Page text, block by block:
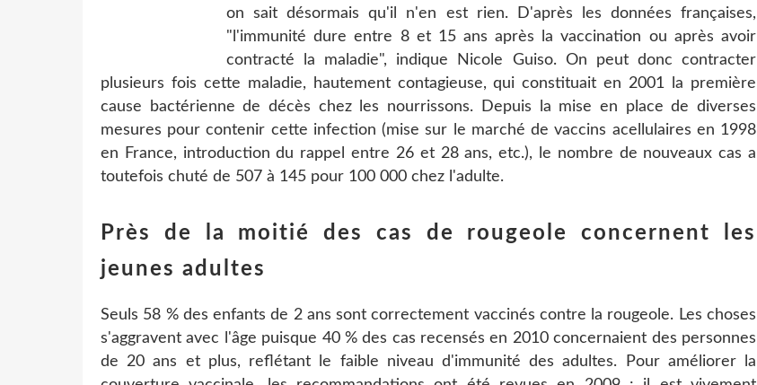
on sait désormais qu'il n'en est rien. D'après les données françaises,
"l'immunité dure entre 8 et 15 ans après la vaccination ou après avoir
contracté la maladie", indique Nicole Guiso. On peut donc contracter
plusieurs fois cette maladie, hautement contagieuse, qui constituait en 2001 la première
cause bactérienne de décès chez les nourrissons. Depuis la mise en place de diverses
mesures pour contenir cette infection (mise sur le marché de vaccins acellulaires en 1998
en France, introduction du rappel entre 26 et 28 ans, etc.), le nombre de nouveaux cas a
toutefois chuté de 507 à 145 pour 100 000 chez l'adulte.
Près de la moitié des cas de rougeole concernent les
jeunes adultes
Seuls 58 % des enfants de 2 ans sont correctement vaccinés contre la rougeole. Les choses
s'aggravent avec l'âge puisque 40 % des cas recensés en 2010 concernaient des personnes
de 20 ans et plus, reflétant le faible niveau d'immunité des adultes. Pour améliorer la